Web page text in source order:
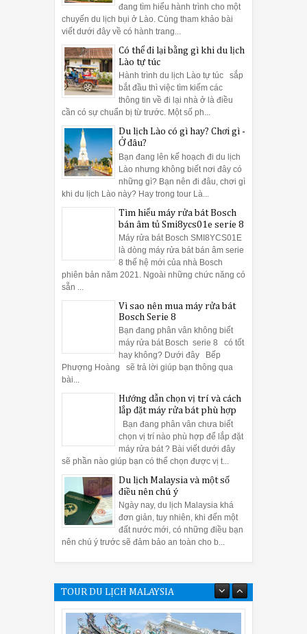
4 mùa đều lộng lẫy sắc hoa trên Cao nguyên đá Hà Giang
Tour du lịch Sapa 3 ngày 2 đêm
du lịch Hà Giang
tranh ở núi đôi Quản Bạ - tuyệt tác được xếp đặt vô
Du lịch Hà Giang thì đừng quên check in
rửa bát Bosch Serie 8?
và hiện đại từ âm tủ, bán âm đến độc lập, phù hợp từng không
cầm và bảng điều khiển của máy rửa bát Bosch Serie 8 được
đi kèm với InfoLight, một tính năng không tìm thấy trên các mô
của bạn là gì, đều có bằng thép không gỉ, trắng hoặc đen.
êm ái ở 44 dBA. Mỗi mô hình cũng có cùng một loạt các
đang tìm hiểu hành trình cho một
chuyến du lịch bụi ở Lào. Cùng tham khảo bài
viết dưới đây về có hành trang...
Có thể đi lại bằng gì khi du lịch
Lào tự túc
Hành trình du lịch Lào tự túc sắp
bắt đầu thì việc tìm kiếm các
thông tin về đi lại nhà ở là điều
cần có sự chuẩn bị từ trước. Một số ph...
Du lịch Lào có gì hay? Chơi gì -
Ở đâu?
Bạn đang lên kế hoạch đi du lịch
Lào nhưng không biết nơi đây có
những gì? Bạn nên đi đâu, chơi gì
khi du lịch Lào này? Hay trong tour Là...
Tìm hiểu máy rửa bát Bosch
bán âm tủ Smi8ycs01e serie 8
Máy rửa bát Bosch SMI8YCS01E
là dòng máy rửa bát bán âm serie
8 thế hệ mới của nhà Bosch
phiên bản năm 2021. Ngoài những chức năng có
sẵn ...
Vì sao nên mua máy rửa bát
Bosch Serie 8
Bạn đang phân vân không biết
máy rửa bát Bosch serie 8 có tốt
hay không? Dưới đây Bếp
Phượng Hoàng sẽ trả lời giúp bạn thông qua
bài...
Hướng dẫn chọn vị trí và cách
lắp đặt máy rửa bát phù hợp
Bạn đang phân vân chưa biết
chọn vị trí nào phù hợp để lắp đặt
máy rửa bát ? Bài viết dưới đây
sẽ phần nào giúp bạn có thể chọn được vị t...
Du lịch Malaysia và một số
điều nên chú ý
Ngày nay, du lịch Malaysia khá
đơn giản, tuy nhiên, khi đến một
đất nước mới, có những điều bạn
nên chú ý trước sẽ đảm bảo an toàn cho b...
TOUR DU LỊCH MALAYSIA